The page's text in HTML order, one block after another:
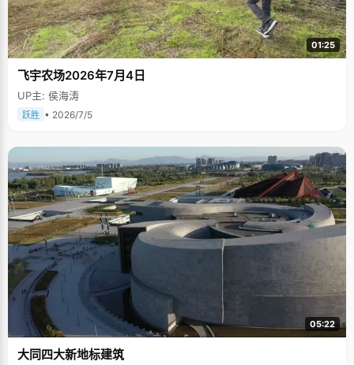
01:25
飞宇农场2026年7月4日
UP主: 侯海涛
跃胜 • 2026/7/5
05:22
大同四大新地标建筑